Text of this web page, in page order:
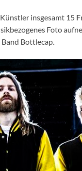
insgesamt 15
Foto
Bottlecap.